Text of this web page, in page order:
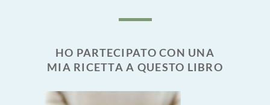
HO PARTECIPATO CON UNA
MIA RICETTA A QUESTO LIBRO